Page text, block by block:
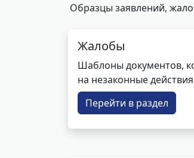
Образцы заявлений,
Жалобы
Шаблоны документов,
на незаконные
Перейти в раздел